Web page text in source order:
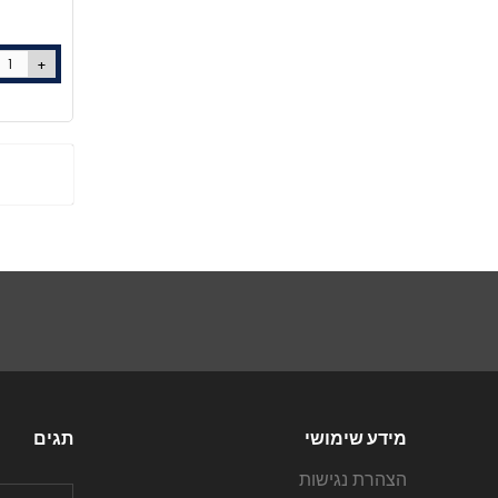
+
מידע שימושי
הצהרת נגישות
תגים